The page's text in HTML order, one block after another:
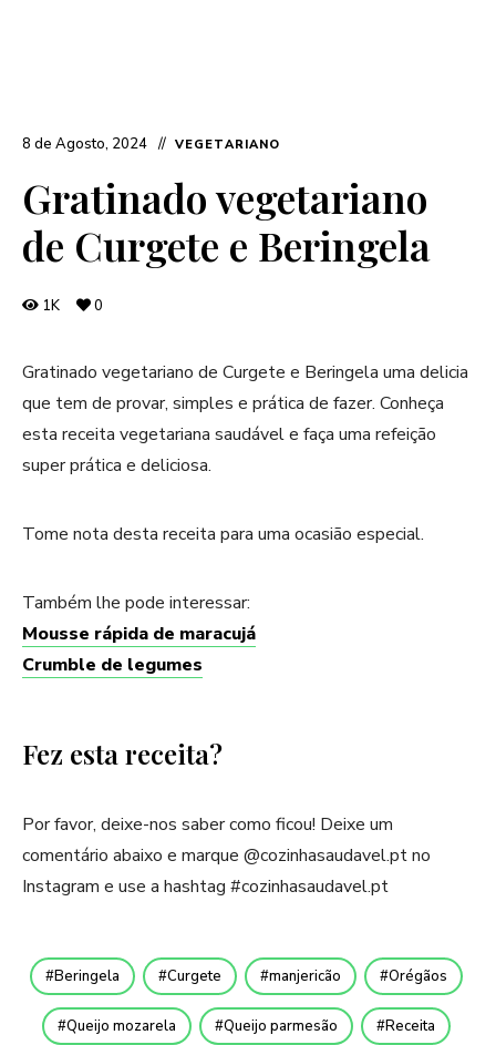
8 de Agosto, 2024 VEGETARIANO
Gratinado vegetariano
de Curgete e Beringela
1K 0
Gratinado vegetariano de Curgete e Beringela uma delicia
que tem de provar, simples e prática de fazer. Conheça
esta receita vegetariana saudável e faça uma refeição
super prática e deliciosa.
Tome nota desta receita para uma ocasião especial.
Também lhe pode interessar:
Mousse rápida de maracujá
Crumble de legumes
Fez esta receita?
Por favor, deixe-nos saber como ficou! Deixe um
comentário abaixo e marque @cozinhasaudavel.pt no
Instagram e use a hashtag #cozinhasaudavel.pt
Beringela Curgete manjericão Orégãos
Queijo mozarela Queijo parmesão Receita